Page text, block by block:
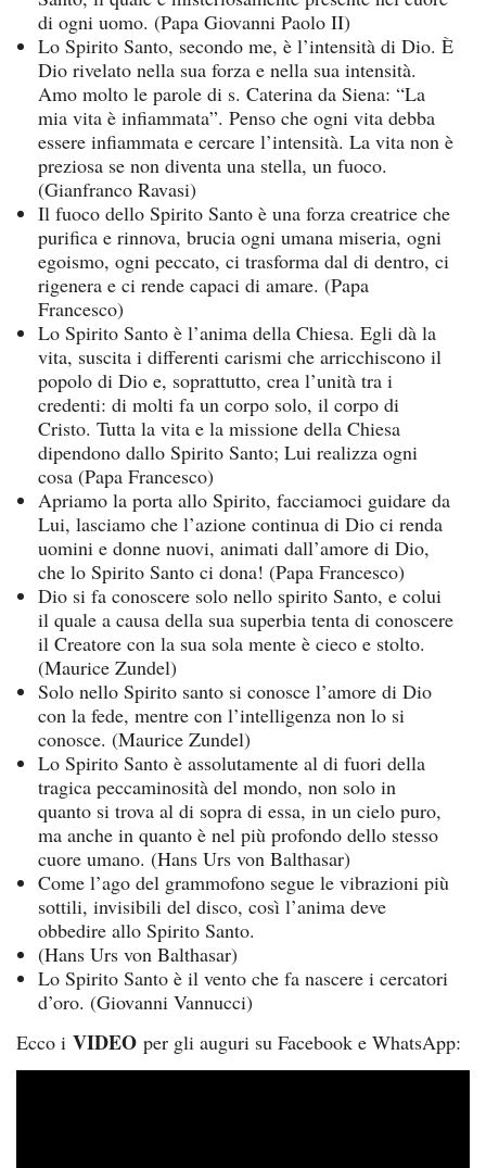
di ogni uomo. (Papa Giovanni Paolo II)
Lo Spirito Santo, secondo me, è l’intensità di Dio. È
Dio rivelato nella sua forza e nella sua intensità.
Amo molto le parole di s. Caterina da Siena: “La
mia vita è infiammata”. Penso che ogni vita debba
essere infiammata e cercare l’intensità. La vita non è
preziosa se non diventa una stella, un fuoco.
(Gianfranco Ravasi)
Il fuoco dello Spirito Santo è una forza creatrice che
purifica e rinnova, brucia ogni umana miseria, ogni
egoismo, ogni peccato, ci trasforma dal di dentro, ci
rigenera e ci rende capaci di amare. (Papa
Francesco)
Lo Spirito Santo è l’anima della Chiesa. Egli dà la
vita, suscita i differenti carismi che arricchiscono il
popolo di Dio e, soprattutto, crea l’unità tra i
credenti: di molti fa un corpo solo, il corpo di
Cristo. Tutta la vita e la missione della Chiesa
dipendono dallo Spirito Santo; Lui realizza ogni
cosa (Papa Francesco)
Apriamo la porta allo Spirito, facciamoci guidare da
Lui, lasciamo che l’azione continua di Dio ci renda
uomini e donne nuovi, animati dall’amore di Dio,
che lo Spirito Santo ci dona! (Papa Francesco)
Dio si fa conoscere solo nello spirito Santo, e colui
il quale a causa della sua superbia tenta di conoscere
il Creatore con la sua sola mente è cieco e stolto.
(Maurice Zundel)
Solo nello Spirito santo si conosce l’amore di Dio
con la fede, mentre con l’intelligenza non lo si
conosce. (Maurice Zundel)
Lo Spirito Santo è assolutamente al di fuori della
tragica peccaminosità del mondo, non solo in
quanto si trova al di sopra di essa, in un cielo puro,
ma anche in quanto è nel più profondo dello stesso
cuore umano. (Hans Urs von Balthasar)
Come l’ago del grammofono segue le vibrazioni più
sottili, invisibili del disco, così l’anima deve
obbedire allo Spirito Santo.
(Hans Urs von Balthasar)
Lo Spirito Santo è il vento che fa nascere i cercatori
d’oro. (Giovanni Vannucci)
Ecco i VIDEO per gli auguri su Facebook e WhatsApp: